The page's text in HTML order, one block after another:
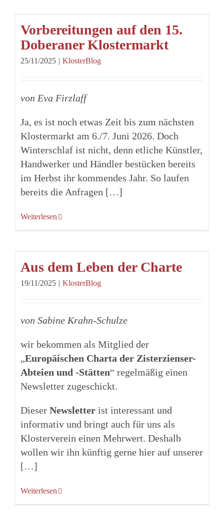
Vorbereitungen auf den 15.
Doberaner Klostermarkt
25/11/2025 | KlosterBlog
von Eva Firzlaff
Ja, es ist noch etwas Zeit bis zum nächsten
Klostermarkt am 6./7. Juni 2026. Doch
Winterschlaf ist nicht, denn etliche Künstler,
Handwerker und Händler bestücken bereits
im Herbst ihr kommendes Jahr. So laufen
bereits die Anfragen […]
Weiterlesen
Aus dem Leben der Charte
19/11/2025 | KlosterBlog
von Sabine Krahn-Schulze
wir bekommen als Mitglied der
„Europäischen Charta der Zisterzienser-
Abteien und -Stätten“ regelmäßig einen
Newsletter zugeschickt.
Dieser Newsletter ist interessant und
informativ und bringt auch für uns als
Klosterverein einen Mehrwert. Deshalb
wollen wir ihn künftig gerne hier auf unserer
[…]
Weiterlesen